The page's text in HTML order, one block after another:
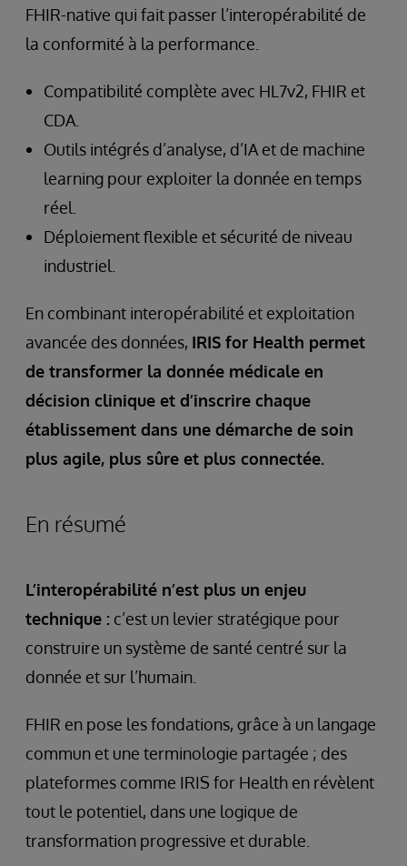
FHIR-native qui fait passer l’interopérabilité de
la conformité à la performance.
Compatibilité complète avec HL7v2, FHIR et
CDA.
Outils intégrés d’analyse, d’IA et de machine
learning pour exploiter la donnée en temps
réel.
Déploiement flexible et sécurité de niveau
industriel.
En combinant interopérabilité et exploitation
avancée des données, IRIS for Health permet
de transformer la donnée médicale en
décision clinique et d’inscrire chaque
établissement dans une démarche de soin
plus agile, plus sûre et plus connectée.
En résumé
L’interopérabilité n’est plus un enjeu
technique : c’est un levier stratégique pour
construire un système de santé centré sur la
donnée et sur l’humain.
FHIR en pose les fondations, grâce à un langage
commun et une terminologie partagée ; des
plateformes comme IRIS for Health en révèlent
tout le potentiel, dans une logique de
transformation progressive et durable.